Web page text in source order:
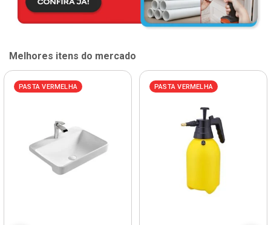
Melhores itens do mercado
PASTA VERMELHA PASTA VERMELHA